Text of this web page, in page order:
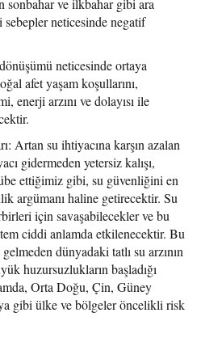
sonbahar ve ilkbahar gibi ara
sebepler neticesinde negatif
neticesinde ortaya
afet yaşam koşullarını,
enerji arzını ve dolayısı ile
Artan su ihtiyacına karşın azalan
gidermeden yetersiz kalışı,
ettiğimiz gibi, su güvenliğini en
argümanı haline getirecektir. Su
için savaşabilecekler ve bu
ciddi anlamda etkilenecektir. Bu
dünyadaki tatlı su arzının
huzursuzlukların başladığı
Orta Doğu, Çin, Güney
gibi ülke ve bölgeler öncelikli risk